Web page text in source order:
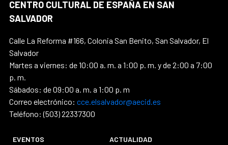
CENTRO CULTURAL DE ESPAÑA EN SAN
SALVADOR
Calle La Reforma #166, Colonia San Benito, San Salvador, El
Salvador
Martes a viernes: de 10:00 a. m. a 1:00 p. m. y de 2:00 a 7:00
p. m.
Sábados: de 09:00 a. m. a 1:00 p. m
Correo electrónico: cce.elsalvador@aecid.es
Teléfono: (503) 22337300
EVENTOS ACTUALIDAD